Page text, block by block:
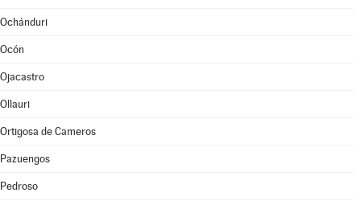
Ochánduri
Ocón
Ojacastro
Ollauri
Ortigosa de Cameros
Pazuengos
Pedroso